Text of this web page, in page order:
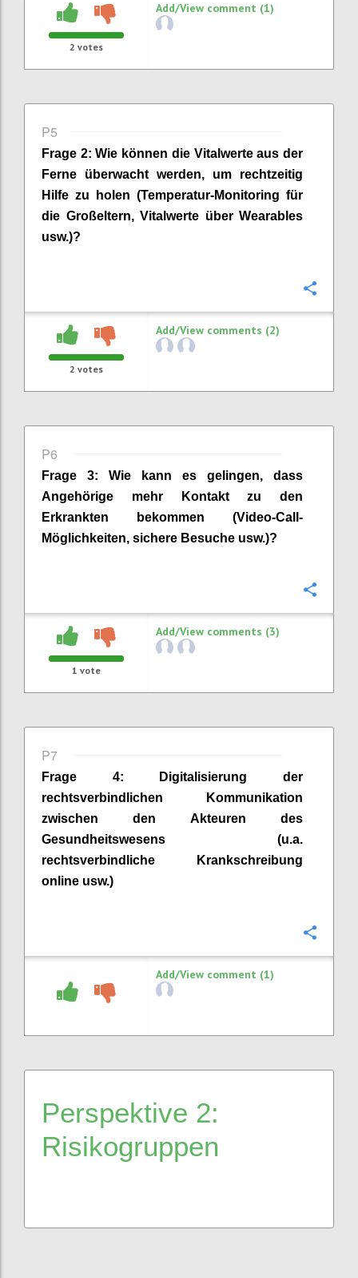
2 votes
Add/View comment (1)
P5
Frage 2:Wie können die Vitalwerte aus der
Ferne überwacht werden, um rechtzeitig
Hilfe zu holen (Temperatur-Monitoring für
die Großeltern, Vitalwerte über Wearables
usw.)?
2 votes
Add/View comments (2)
P6
Frage 3: Wie kann es gelingen, dass
Angehörige mehr Kontakt zu den
Erkrankten bekommen (Video-Call-
Möglichkeiten, sichere Besuche usw.)?
1 vote
Add/View comments (3)
P7
Frage 4:
Digitalisierung der
rechtsverbindlichen Kommunikation
zwischen den Akteuren des
Gesundheitswesens (u.a.
rechtsverbindliche Krankschreibung
online usw.)
Add/View comment (1)
Perspektive 2:
Risikogruppen